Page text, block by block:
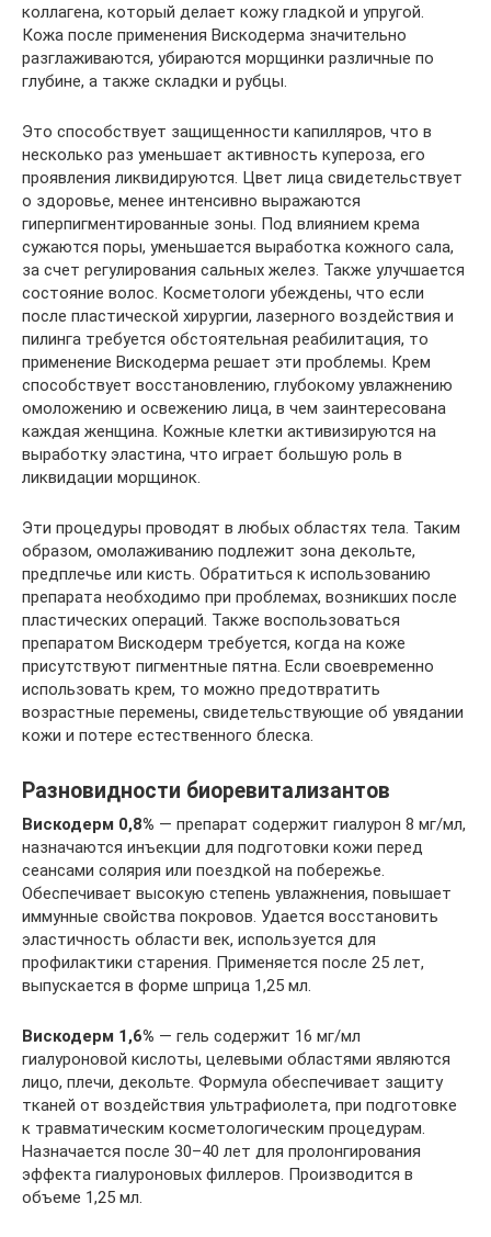
коллагена, который делает кожу гладкой и упругой.
Кожа после применения Вискодерма значительно
разглаживаются, убираются морщинки различные по
глубине, а также складки и рубцы.
Это способствует защищенности капилляров, что в
несколько раз уменьшает активность купероза, его
проявления ликвидируются. Цвет лица свидетельствует
о здоровье, менее интенсивно выражаются
гиперпигментированные зоны. Под влиянием крема
сужаются поры, уменьшается выработка кожного сала,
за счет регулирования сальных желез. Также улучшается
состояние волос. Косметологи убеждены, что если
после пластической хирургии, лазерного воздействия и
пилинга требуется обстоятельная реабилитация, то
применение Вискодерма решает эти проблемы. Крем
способствует восстановлению, глубокому увлажнению
омоложению и освежению лица, в чем заинтересована
каждая женщина. Кожные клетки активизируются на
выработку эластина, что играет большую роль в
ликвидации морщинок.
Эти процедуры проводят в любых областях тела. Таким
образом, омолаживанию подлежит зона декольте,
предплечье или кисть. Обратиться к использованию
препарата необходимо при проблемах, возникших после
пластических операций. Также воспользоваться
препаратом Вискодерм требуется, когда на коже
присутствуют пигментные пятна. Если своевременно
использовать крем, то можно предотвратить
возрастные перемены, свидетельствующие об увядании
кожи и потере естественного блеска.
Разновидности биоревитализантов
Вискодерм 0,8% — препарат содержит гиалурон 8 мг/мл,
назначаются инъекции для подготовки кожи перед
сеансами солярия или поездкой на побережье.
Обеспечивает высокую степень увлажнения, повышает
иммунные свойства покровов. Удается восстановить
эластичность области век, используется для
профилактики старения. Применяется после 25 лет,
выпускается в форме шприца 1,25 мл.
Вискодерм 1,6% — гель содержит 16 мг/мл
гиалуроновой кислоты, целевыми областями являются
лицо, плечи, декольте. Формула обеспечивает защиту
тканей от воздействия ультрафиолета, при подготовке
к травматическим косметологическим процедурам.
Назначается после 30–40 лет для пролонгирования
эффекта гиалуроновых филлеров. Производится в
объеме 1,25 мл.